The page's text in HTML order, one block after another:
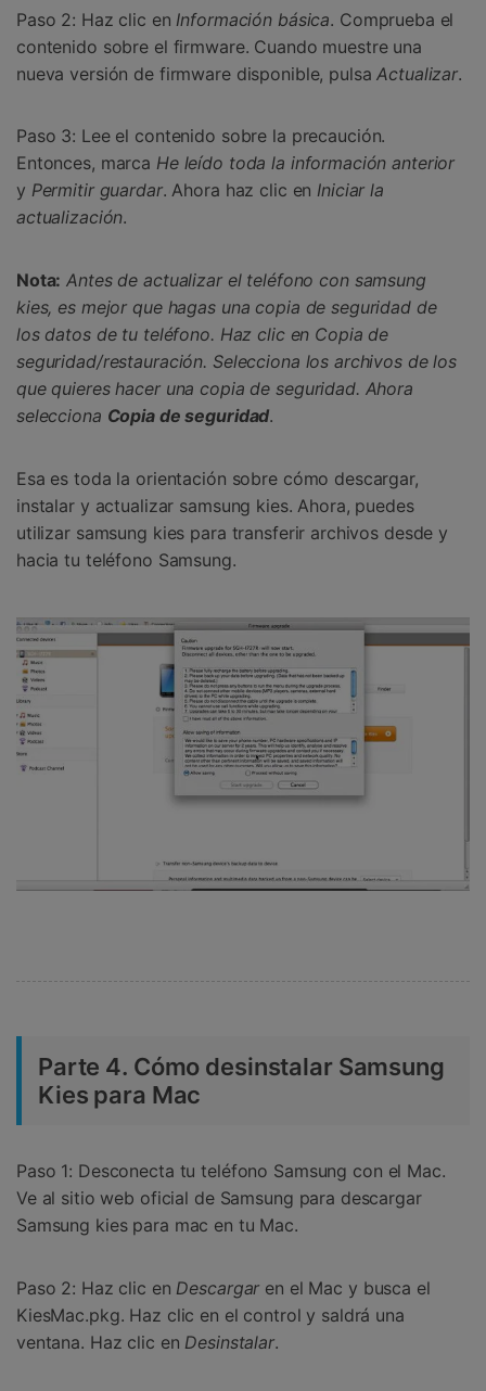
Paso 2: Haz clic en Información básica. Comprueba el
contenido sobre el firmware. Cuando muestre una
nueva versión de firmware disponible, pulsaActualizar.
Paso 3: Lee el contenido sobre la precaución.
Entonces, marca He leído toda la información anterior
y Permitir guardar. Ahora haz clic en Iniciar la
actualización.
Nota: Antes de actualizar el teléfono con samsung
kies, es mejor que hagas una copia de seguridad de
los datos de tu teléfono. Haz clic en Copia de
seguridad/restauración. Selecciona los archivos de los
que quieres hacer una copia de seguridad. Ahora
selecciona Copia de seguridad.
Esa es toda la orientación sobre cómo descargar,
instalar y actualizar samsung kies. Ahora, puedes
utilizar samsung kies para transferir archivos desde y
hacia tu teléfono Samsung.
Parte 4. Cómo desinstalar Samsung
Kies para Mac
Paso 1: Desconecta tu teléfono Samsung con el Mac.
Ve al sitio web oficial de Samsung para descargar
Samsung kies para mac en tu Mac.
Paso 2: Haz clic en Descargar en el Mac y busca el
KiesMac.pkg. Haz clic en el control y saldrá una
ventana. Haz clic en Desinstalar.